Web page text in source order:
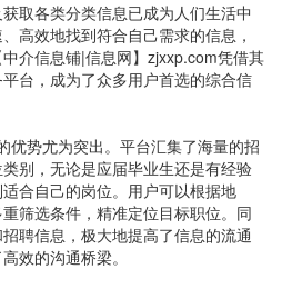
取各类分类信息已成为人们生活中
高效地找到符合自己需求的信息，
介信息铺|信息网】zjxxp.com凭借其
台，成为了众多用户首选的综合信
优势尤为突出。平台汇集了海量的招
别，无论是应届毕业生还是有经验
合自己的岗位。用户可以根据地
筛选条件，精准定位目标职位。同
聘信息，极大地提高了信息的流通
效的沟通桥梁。